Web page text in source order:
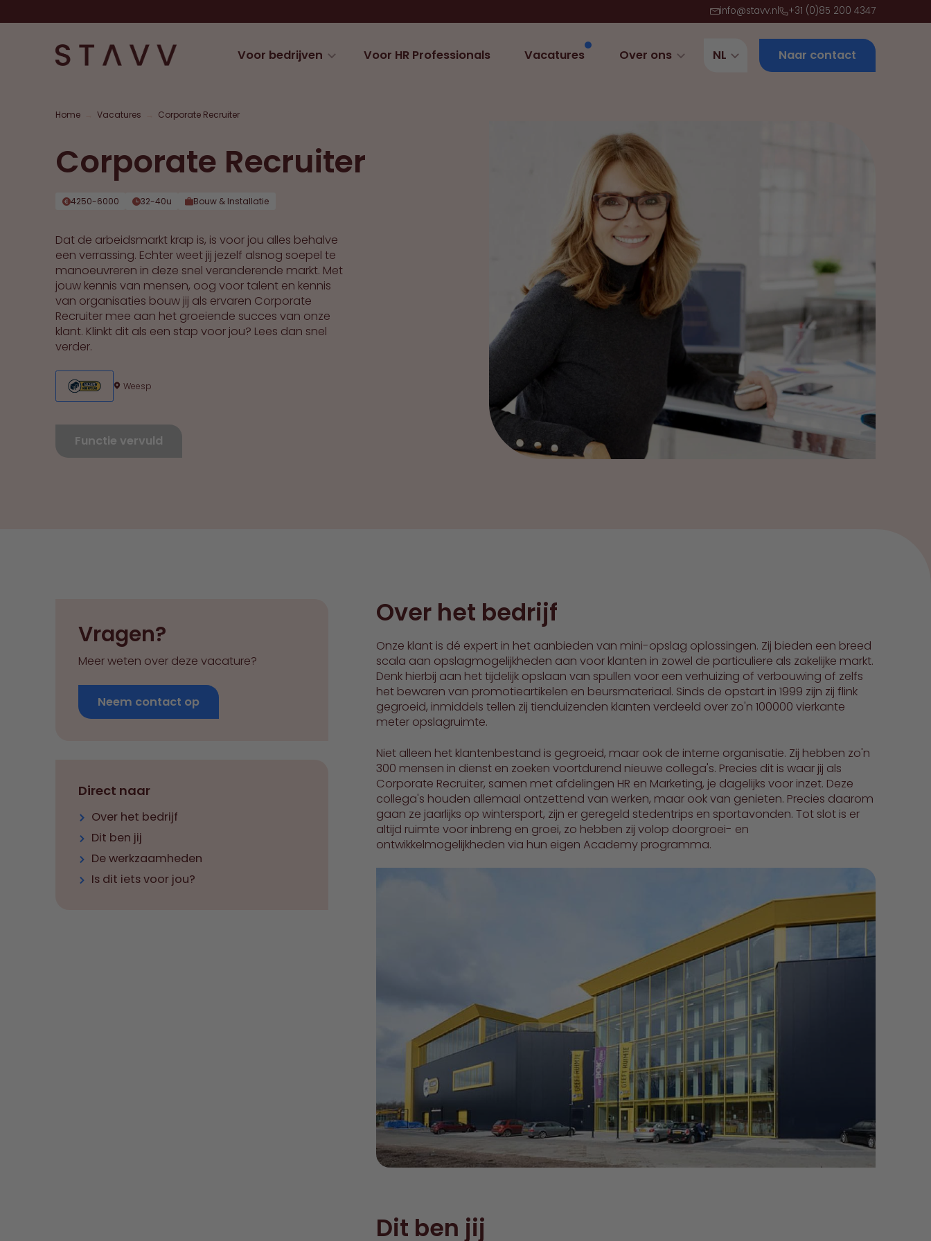
info@stavv.nl +31 (0)85 200 4347
Voor bedrijven Voor HR Professionals Vacatures Over ons NL Naar contact
Home Vacatures Corporate Recruiter
Corporate Recruiter
4250-6000 32-40u Bouw & Installatie
Dat de arbeidsmarkt krap is, is voor jou alles behalve
een verrassing. Echter weet jij jezelf alsnog soepel te
manoeuvreren in deze snel veranderende markt. Met
jouw kennis van mensen, oog voor talent en kennis
van organisaties bouw jij als ervaren Corporate
Recruiter mee aan het groeiende succes van onze
klant. Klinkt dit als een stap voor jou? Lees dan snel
verder.
Weesp
Functie vervuld
Vragen?
Meer weten over deze vacature?
Neem contact op
Direct naar
Over het bedrijf
Dit ben jij
De werkzaamheden
Is dit iets voor jou?
Over het bedrijf
Onze klant is dé expert in het aanbieden van mini-opslag oplossingen. Zij bieden een breed
scala aan opslagmogelijkheden aan voor klanten in zowel de particuliere als zakelijke markt.
Denk hierbij aan het tijdelijk opslaan van spullen voor een verhuizing of verbouwing of zelfs
het bewaren van promotieartikelen en beursmateriaal. Sinds de opstart in 1999 zijn zij flink
gegroeid, inmiddels tellen zij tienduizenden klanten verdeeld over zo'n 100000 vierkante
meter opslagruimte.
Niet alleen het klantenbestand is gegroeid, maar ook de interne organisatie. Zij hebben zo'n
300 mensen in dienst en zoeken voortdurend nieuwe collega's. Precies dit is waar jij als
Corporate Recruiter, samen met afdelingen HR en Marketing, je dagelijks voor inzet. Deze
collega's houden allemaal ontzettend van werken, maar ook van genieten. Precies daarom
gaan ze jaarlijks op wintersport, zijn er geregeld stedentrips en sportavonden. Tot slot is er
altijd ruimte voor inbreng en groei, zo hebben zij volop doorgroei- en
ontwikkelmogelijkheden via hun eigen Academy programma.
Dit ben jij